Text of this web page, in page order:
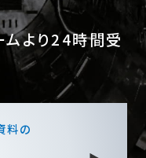
より24時間受
料の